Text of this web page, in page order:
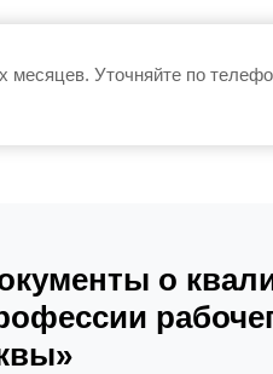
месяцев. Уточняйте по
о